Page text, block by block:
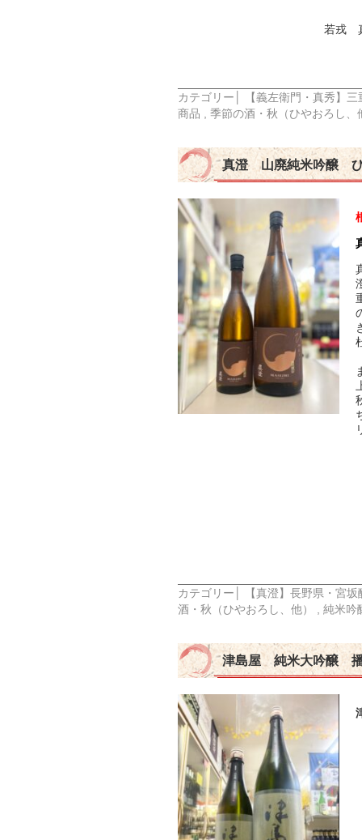
若戎
カテゴリー│
【義左衛門・真秀】
商品
季節の酒・秋（ひやおろし、
真澄 山廃純米吟醸
カテゴリー│
【真澄】長野県・宮坂
酒・秋（ひやおろし、他）
純米吟
津島屋 純米大吟醸